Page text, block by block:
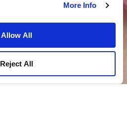
More Info
Allow All
Reject All